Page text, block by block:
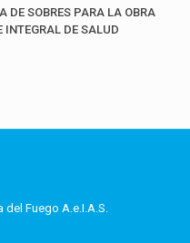
DE SOBRES PARA LA OBRA
INTEGRAL DE SALUD
Fuego A.e.I.A.S.